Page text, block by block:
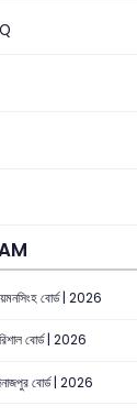
বোর্ড | 2026
বোর্ড | 2026
বোর্ড | 2026